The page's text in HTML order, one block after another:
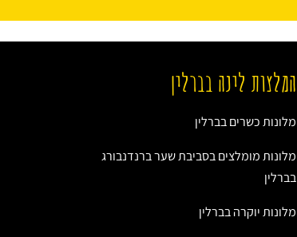
המלצות לינה בברלין
מלונות כשרים בברלין
מלונות מומלצים בסביבת שער ברנדנבורג
בברלין
מלונות יוקרה בברלין